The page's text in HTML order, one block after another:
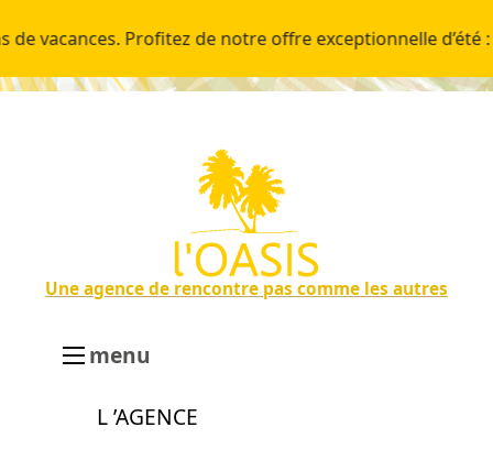
Profitez de notre offre exceptionnelle d’été :➤
Une agence de rencontre pas comme les autres
menu
L ’AGENCE